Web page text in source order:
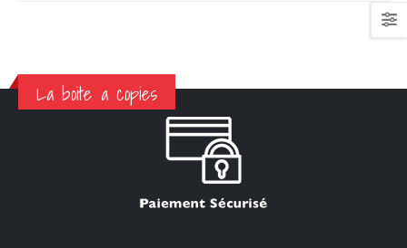
La boite a copies